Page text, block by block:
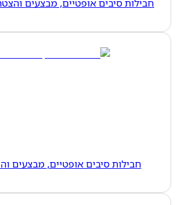
חבילות סיבים אופטיים, מבצעים
חבילות סיבים אופטיים, מבצעים